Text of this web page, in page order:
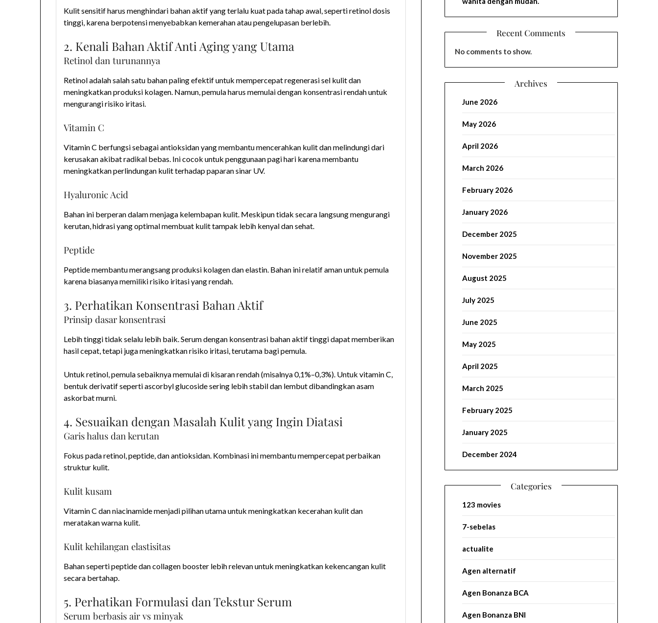
Kulit sensitif harus menghindari bahan aktif yang terlalu kuat pada tahap awal, seperti retinol dosis
tinggi, karena berpotensi menyebabkan kemerahan atau pengelupasan berlebih.
2. Kenali Bahan Aktif Anti Aging yang Utama
Retinol dan turunannya
Retinol adalah salah satu bahan paling efektif untuk mempercepat regenerasi sel kulit dan
meningkatkan produksi kolagen. Namun, pemula harus memulai dengan konsentrasi rendah untuk
mengurangi risiko iritasi.
Vitamin C
Vitamin C berfungsi sebagai antioksidan yang membantu mencerahkan kulit dan melindungi dari
kerusakan akibat radikal bebas. Ini cocok untuk penggunaan pagi hari karena membantu
meningkatkan perlindungan kulit terhadap paparan sinar UV.
Hyaluronic Acid
Bahan ini berperan dalam menjaga kelembapan kulit. Meskipun tidak secara langsung mengurangi
kerutan, hidrasi yang optimal membuat kulit tampak lebih kenyal dan sehat.
Peptide
Peptide membantu merangsang produksi kolagen dan elastin. Bahan ini relatif aman untuk pemula
karena biasanya memiliki risiko iritasi yang rendah.
3. Perhatikan Konsentrasi Bahan Aktif
Prinsip dasar konsentrasi
Lebih tinggi tidak selalu lebih baik. Serum dengan konsentrasi bahan aktif tinggi dapat memberikan
hasil cepat, tetapi juga meningkatkan risiko iritasi, terutama bagi pemula.
Untuk retinol, pemula sebaiknya memulai di kisaran rendah (misalnya 0,1%–0,3%). Untuk vitamin C,
bentuk derivatif seperti ascorbyl glucoside sering lebih stabil dan lembut dibandingkan asam
askorbat murni.
4. Sesuaikan dengan Masalah Kulit yang Ingin Diatasi
Garis halus dan kerutan
Fokus pada retinol, peptide, dan antioksidan. Kombinasi ini membantu mempercepat perbaikan
struktur kulit.
Kulit kusam
Vitamin C dan niacinamide menjadi pilihan utama untuk meningkatkan kecerahan kulit dan
meratakan warna kulit.
Kulit kehilangan elastisitas
Bahan seperti peptide dan collagen booster lebih relevan untuk meningkatkan kekencangan kulit
secara bertahap.
5. Perhatikan Formulasi dan Tekstur Serum
Serum berbasis air vs minyak
Recent Comments
No comments to show.
Archives
June 2026
May 2026
April 2026
March 2026
February 2026
January 2026
December 2025
November 2025
August 2025
July 2025
June 2025
May 2025
April 2025
March 2025
February 2025
January 2025
December 2024
Categories
123 movies
7-sebelas
actualite
Agen alternatif
Agen Bonanza BCA
Agen Bonanza BNI